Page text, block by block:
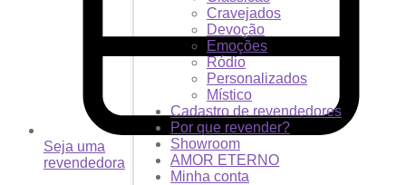
Seja uma
revendedora
Cravejados
Devoção
Emoções
Ródio
Personalizados
Místico
Cadastro de revendedores
Por que revender?
Showroom
AMOR ETERNO
Minha conta